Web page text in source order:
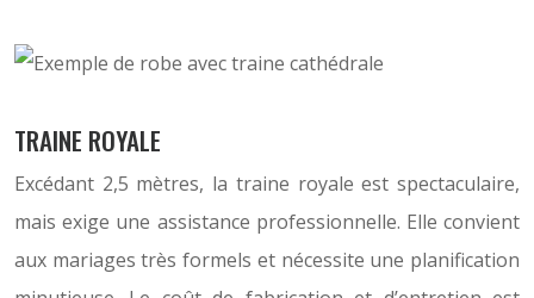
TRAINE ROYALE
Excédant 2,5 mètres, la traine royale est spectaculaire,
mais exige une assistance professionnelle. Elle convient
aux mariages très formels et nécessite une planification